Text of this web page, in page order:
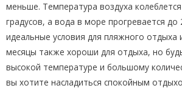
меньше. Температура воздуха
градусов, а вода в море прогревается до
идеальные условия для пляжного отдыха
месяцы также хороши для отдыха, но
высокой температуре и большому
вы хотите насладиться спокойным